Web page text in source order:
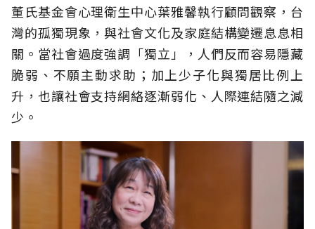
董氏基金會心理衛生中心葉雅馨執行顧問觀察，台
灣的孤獨現象，與社會文化及家庭結構變遷息息相
關。當社會過度強調「獨立」，人們反而容易隱藏
脆弱、不願主動求助；加上少子化與獨居比例上
升，也讓社會支持網絡逐漸弱化、人際連結隨之減
少。